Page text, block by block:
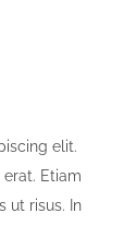
elit.
Etiam
ut risus. In